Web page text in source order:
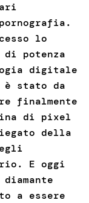
lo
potenza
digitale
è stato da
finalmente
di pixel
della
E oggi
a essere